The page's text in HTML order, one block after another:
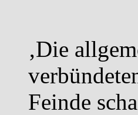
‚Die
Feinde